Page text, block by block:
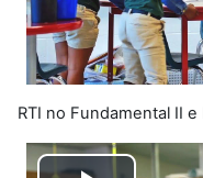
RTI no Fundamental II